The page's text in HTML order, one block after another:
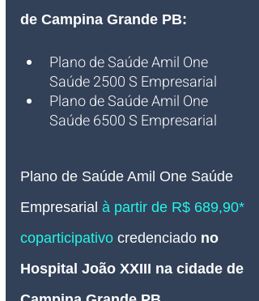
de Campina Grande PB:
Plano de Saúde Amil One
Saúde 2500 S Empresarial
Plano de Saúde Amil One
Saúde 6500 S Empresarial
Plano de Saúde Amil One Saúde
Empresarial à partir de R$ 689,90*
coparticipativo credenciado no
Hospital João XXIII na cidade de